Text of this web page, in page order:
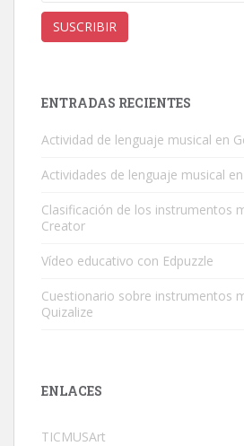
correo
electrónico
SUSCRIBIR
ENTRADAS RECIENTES
Actividad de lenguaje musical en
Actividades de lenguaje musical
Clasificación de los instrumentos
Creator
Vídeo educativo con Edpuzzle
Cuestionario sobre instrumentos
Quizalize
ENLACES
TICMUSArt